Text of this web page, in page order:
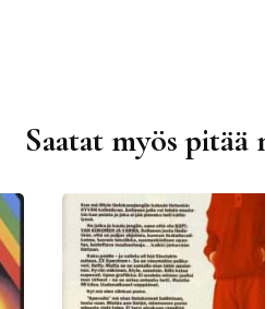
Saatat myös pitää